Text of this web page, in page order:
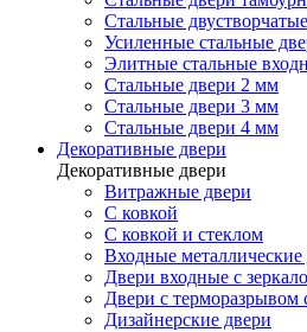
Стальные
Усиленные стальные
Элитные стальные
Стальные двери 2 мм
Стальные двери 3 мм
Стальные двери 4 мм
Декоративные двери
Декоративные двери
Витражные двери
С ковкой
С ковкой и стеклом
Входные
Двери входные с
Двери с терморазрывом
Дизайнерские двери